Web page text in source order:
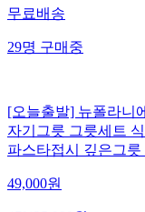
무료배송
29명 구매중
[오늘출발] 뉴폴라니
자기그릇 그릇세트
파스타접시 깊은그
49,000원